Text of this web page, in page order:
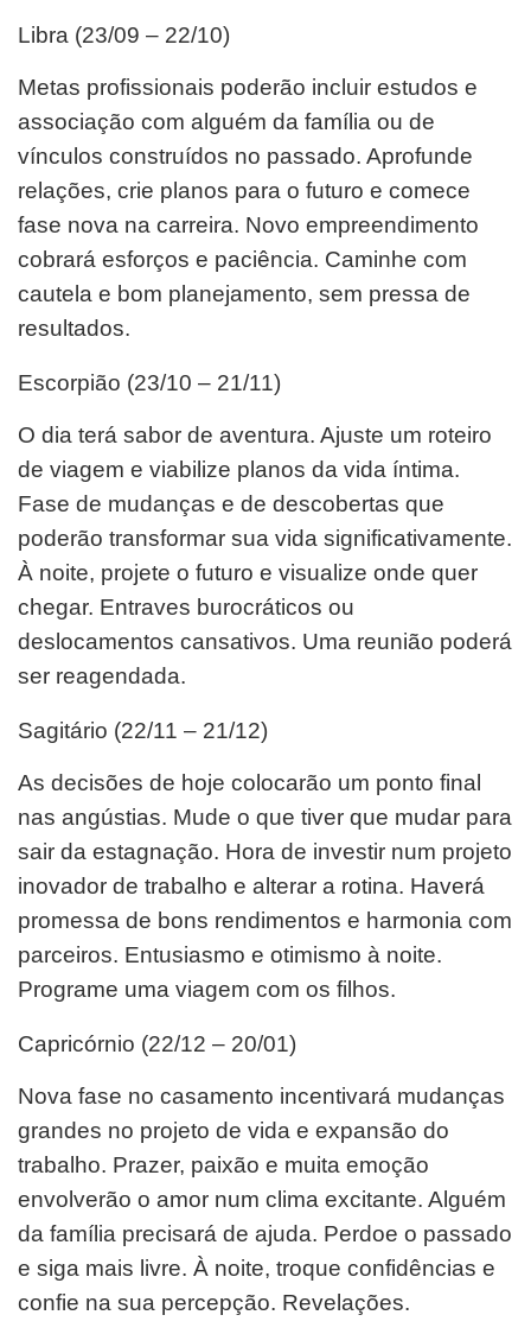
Libra (23/09 – 22/10)
Metas profissionais poderão incluir estudos e
associação com alguém da família ou de
vínculos construídos no passado. Aprofunde
relações, crie planos para o futuro e comece
fase nova na carreira. Novo empreendimento
cobrará esforços e paciência. Caminhe com
cautela e bom planejamento, sem pressa de
resultados.
Escorpião (23/10 – 21/11)
O dia terá sabor de aventura. Ajuste um roteiro
de viagem e viabilize planos da vida íntima.
Fase de mudanças e de descobertas que
poderão transformar sua vida significativamente.
À noite, projete o futuro e visualize onde quer
chegar. Entraves burocráticos ou
deslocamentos cansativos. Uma reunião poderá
ser reagendada.
Sagitário (22/11 – 21/12)
As decisões de hoje colocarão um ponto final
nas angústias. Mude o que tiver que mudar para
sair da estagnação. Hora de investir num projeto
inovador de trabalho e alterar a rotina. Haverá
promessa de bons rendimentos e harmonia com
parceiros. Entusiasmo e otimismo à noite.
Programe uma viagem com os filhos.
Capricórnio (22/12 – 20/01)
Nova fase no casamento incentivará mudanças
grandes no projeto de vida e expansão do
trabalho. Prazer, paixão e muita emoção
envolverão o amor num clima excitante. Alguém
da família precisará de ajuda. Perdoe o passado
e siga mais livre. À noite, troque confidências e
confie na sua percepção. Revelações.